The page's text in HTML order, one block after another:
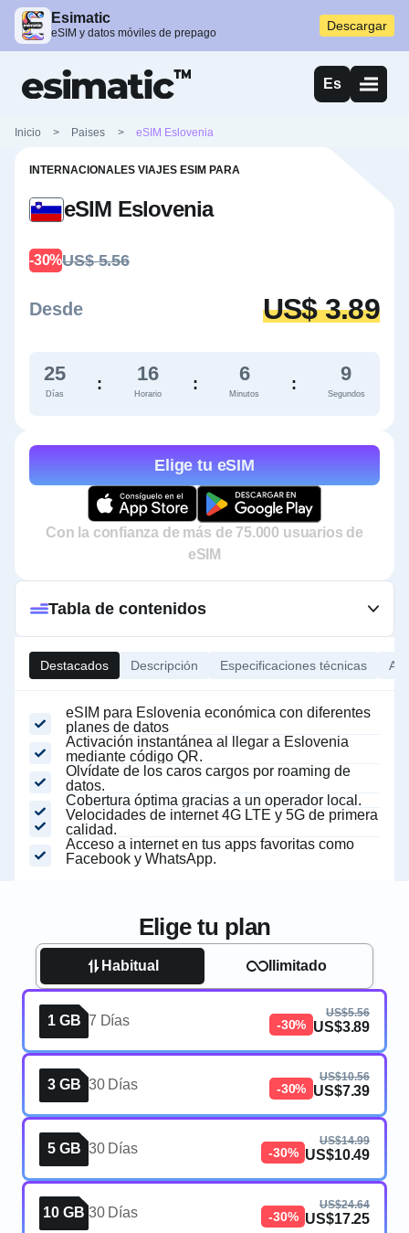
Esimatic
eSIM y datos móviles de prepago Descargar
Es
Inicio > Paises > eSIM Eslovenia
INTERNACIONALES VIAJES ESIM PARA
eSIM Eslovenia
-30%US$ 5.56
Desde US$ 3.89
25
Días
: 16
Horario
: 6
Minutos
: 7
Segundos
Elige tu eSIM
Con la confianza de más de 75.000 usuarios de
eSIM
Destacados Descripción Especificaciones técnicas
eSIM para Eslovenia económica con diferentes
planes de datos
Activación instantánea al llegar a Eslovenia
mediante código QR.
Olvídate de los caros cargos por roaming de
datos.
Cobertura óptima gracias a un operador local.
Velocidades de internet 4G LTE y 5G de primera
calidad.
Acceso a internet en tus apps favoritas como
Facebook y WhatsApp.
Tabla de contenidos
Elige tu plan
Habitual Ilimitado
1 GB 7 Días -30%
US$5.56
US$3.89
3 GB 30 Días -30%
US$10.56
US$7.39
5 GB 30 Días -30%
US$14.99
US$10.49
10 GB 30 Días -30%
US$24.64
US$17.25